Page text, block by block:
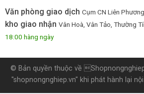
Văn phòng giao dịch Cụm CN Liên
kho giao nhận Vân Hoà, Vân Tảo, Thường
18:00 hàng ngày
© Bản quyền thuộc về
"shopnongnghiep.vn" khi phát hành lại